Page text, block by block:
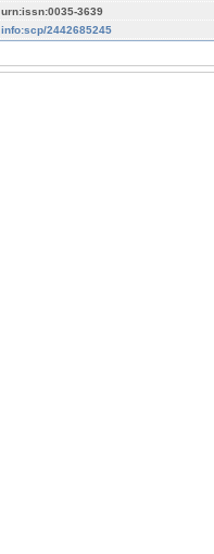
urn:issn:0035-3639
info:scp/2442685245